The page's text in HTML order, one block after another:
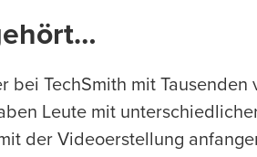
bei TechSmith mit Tausenden
Leute mit
der Videoerstellung